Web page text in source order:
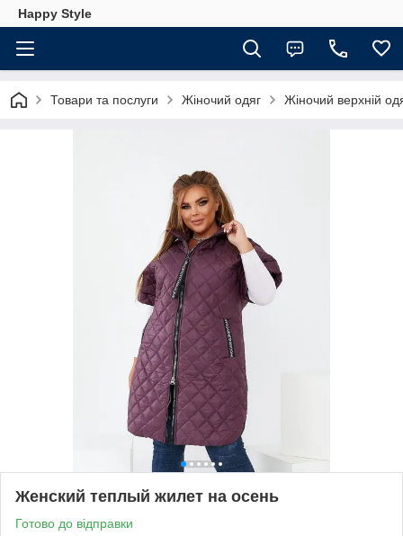
Happy Style
Товари та послуги Жіночий одяг Жіночий верхній
Женский теплый жилет на осень
Готово до відправки